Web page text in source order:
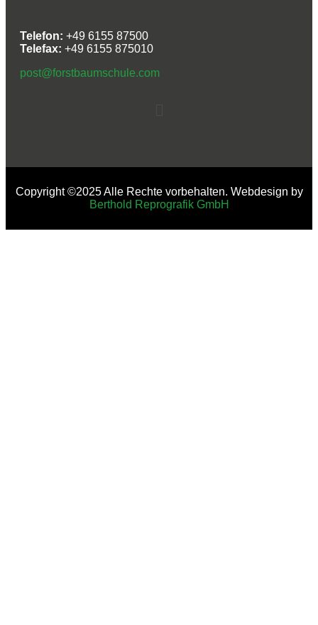
Telefon: +49 6155 87500
Telefax: +49 6155 875010
post@forstbaumschule.com
Copyright ©2025 Alle Rechte vorbehalten. Webdesign by
Berthold Reprografik GmbH